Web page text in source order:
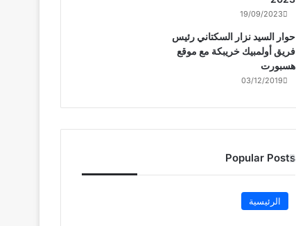
19/09/2023
حوار السيد نزار السكتاني رئيس
فريق أولمبيك خريبكة مع موقع
هسبورت
03/12/2019
Popular Posts
الرئيسية